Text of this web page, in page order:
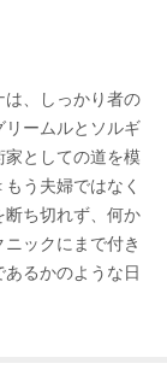
は、しっかり者の
リームルとソルギ
家としての道を模
う夫婦ではなく
断ち切れず、何か
ックにまで付き
るかのような日